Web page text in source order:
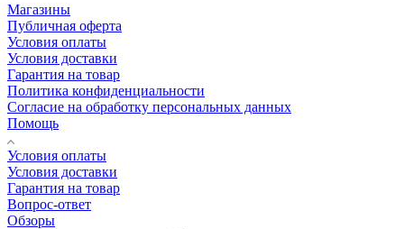
Магазины
Публичная оферта
Условия оплаты
Условия доставки
Гарантия на товар
Политика конфиденциальности
Согласие на обработку персональных данных
Помощь
Условия оплаты
Условия доставки
Гарантия на товар
Вопрос-ответ
Обзоры